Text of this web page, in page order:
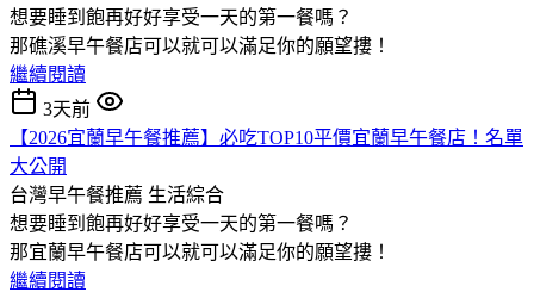
想要睡到飽再好好享受一天的第一餐嗎？
那礁溪早午餐店可以就可以滿足你的願望摟！
繼續閱讀
3天前
【2026宜蘭早午餐推薦】必吃TOP10平價宜蘭早午餐店！名單
大公開
台灣早午餐推薦 生活綜合
想要睡到飽再好好享受一天的第一餐嗎？
那宜蘭早午餐店可以就可以滿足你的願望摟！
繼續閱讀